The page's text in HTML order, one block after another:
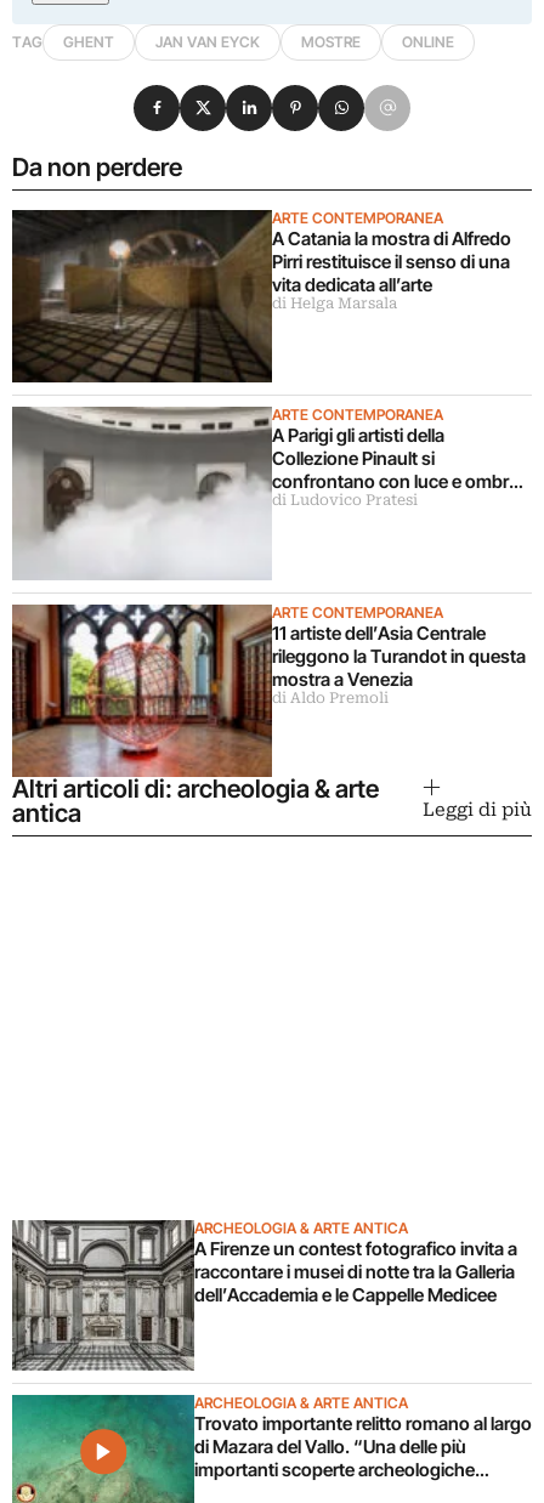
TAG GHENT JAN VAN EYCK MOSTRE ONLINE
Da non perdere
ARTE CONTEMPORANEA
A Catania la mostra di Alfredo
Pirri restituisce il senso di una
vita dedicata all’arte
di Helga Marsala
ARTE CONTEMPORANEA
A Parigi gli artisti della
Collezione Pinault si
confrontano con luce e ombra
in una grande mostra
di Ludovico Pratesi
ARTE CONTEMPORANEA
11 artiste dell’Asia Centrale
rileggono la Turandot in questa
mostra a Venezia
di Aldo Premoli
Condividi su Facebook
Condividi su X
Condividi su LinkedIn
Condividi su Pinterest
Condividi su WhatsApp
Condividi su Email
Altri articoli di: archeologia & arte
antica
Leggi di più
ARCHEOLOGIA & ARTE ANTICA
A Firenze un contest fotografico invita a
raccontare i musei di notte tra la Galleria
dell’Accademia e le Cappelle Medicee
ARCHEOLOGIA & ARTE ANTICA
Trovato importante relitto romano al largo
di Mazara del Vallo. “Una delle più
importanti scoperte archeologiche